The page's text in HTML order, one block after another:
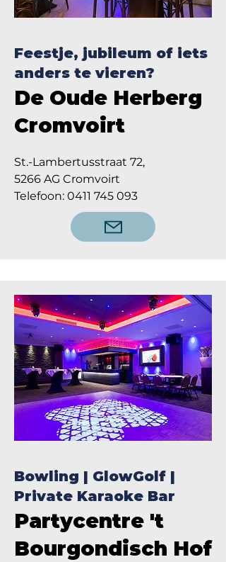
Feestje, jubileum of iets
anders te vieren?
De Oude Herberg
Cromvoirt
St.-Lambertusstraat 72,
5266 AG Cromvoirt
Telefoon: 0411 745 093
Bowling | GlowGolf |
Private Karaoke Bar
Partycentre 't
Bourgondisch Hof